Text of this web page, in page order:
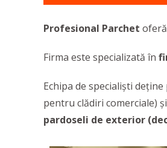
Profesional Parchet
Firma este specializată în
Echipa de specialiști
pentru clădiri comerciale)
pardoseli de exterior